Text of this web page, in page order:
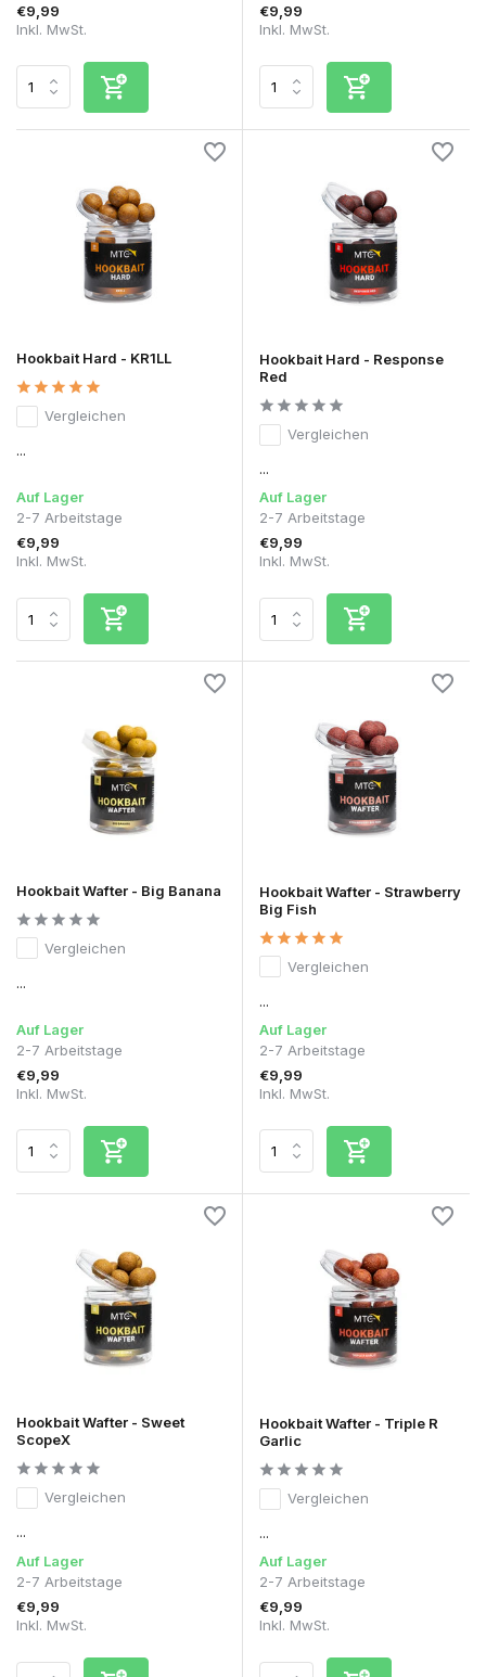
€9,99
Inkl. MwSt.
€9,99
Inkl. MwSt.
Hookbait Hard - KR1LL
Vergleichen
...
Auf Lager
2-7 Arbeitstage
€9,99
Inkl. MwSt.
Hookbait Hard - Response
Red
Vergleichen
...
Auf Lager
2-7 Arbeitstage
€9,99
Inkl. MwSt.
Hookbait Wafter - Big Banana
Vergleichen
...
Auf Lager
2-7 Arbeitstage
€9,99
Inkl. MwSt.
Hookbait Wafter - Strawberry
Big Fish
Vergleichen
...
Auf Lager
2-7 Arbeitstage
€9,99
Inkl. MwSt.
Hookbait Wafter - Sweet
ScopeX
Vergleichen
...
Auf Lager
2-7 Arbeitstage
€9,99
Inkl. MwSt.
Hookbait Wafter - Triple R
Garlic
Vergleichen
...
Auf Lager
2-7 Arbeitstage
€9,99
Inkl. MwSt.